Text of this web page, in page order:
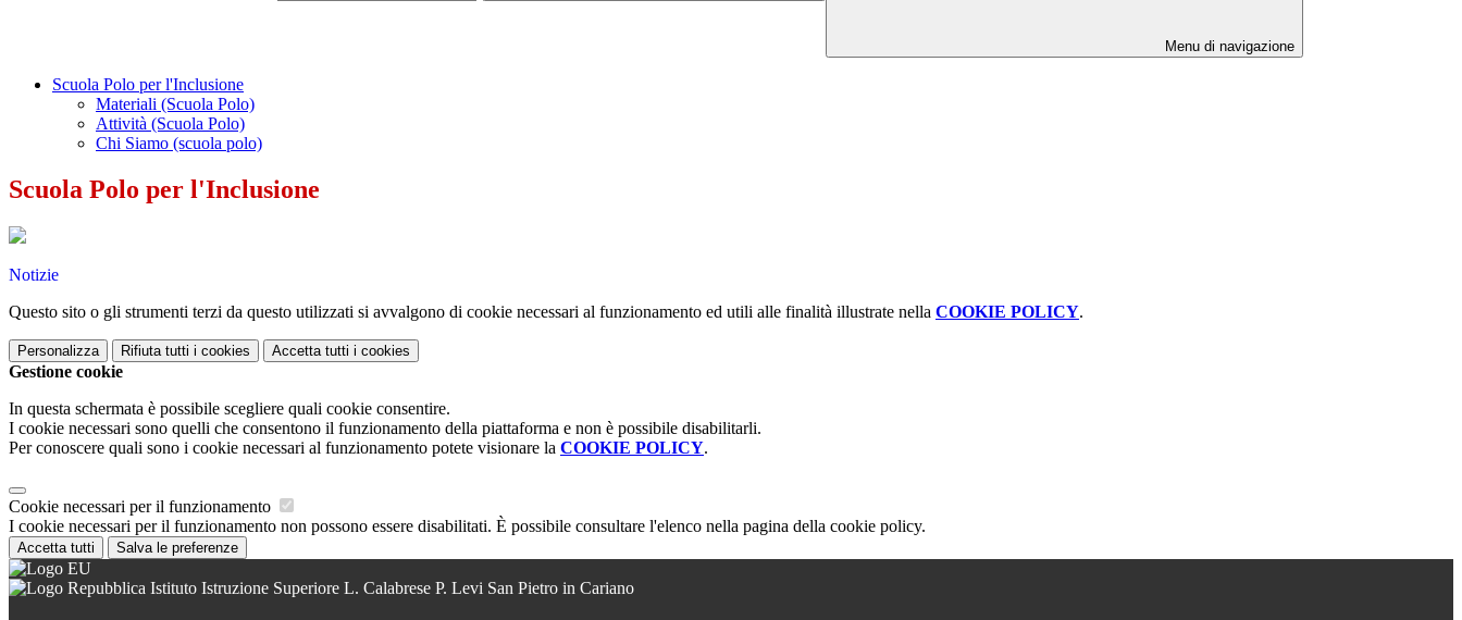
Menu di navigazione
Scuola Polo per l'Inclusione
Materiali (Scuola Polo)
Attività (Scuola Polo)
Chi Siamo (scuola polo)
Scuola Polo per l'Inclusione
Notizie
Questo sito o gli strumenti terzi da questo utilizzati si avvalgono di cookie necessari al funzionamento ed utili alle finalità illustrate nella COOKIE POLICY.
Personalizza Rifiuta tutti i cookies Accetta tutti i cookies
Gestione cookie
In questa schermata è possibile scegliere quali cookie consentire.
I cookie necessari sono quelli che consentono il funzionamento della piattaforma e non è possibile disabilitarli.
Per conoscere quali sono i cookie necessari al funzionamento potete visionare la COOKIE POLICY.
Cookie necessari per il funzionamento
I cookie necessari per il funzionamento non possono essere disabilitati. È possibile consultare l'elenco nella pagina della cookie policy.
Accetta tutti Salva le preferenze
Istituto Istruzione Superiore L. Calabrese P. Levi San Pietro in Cariano